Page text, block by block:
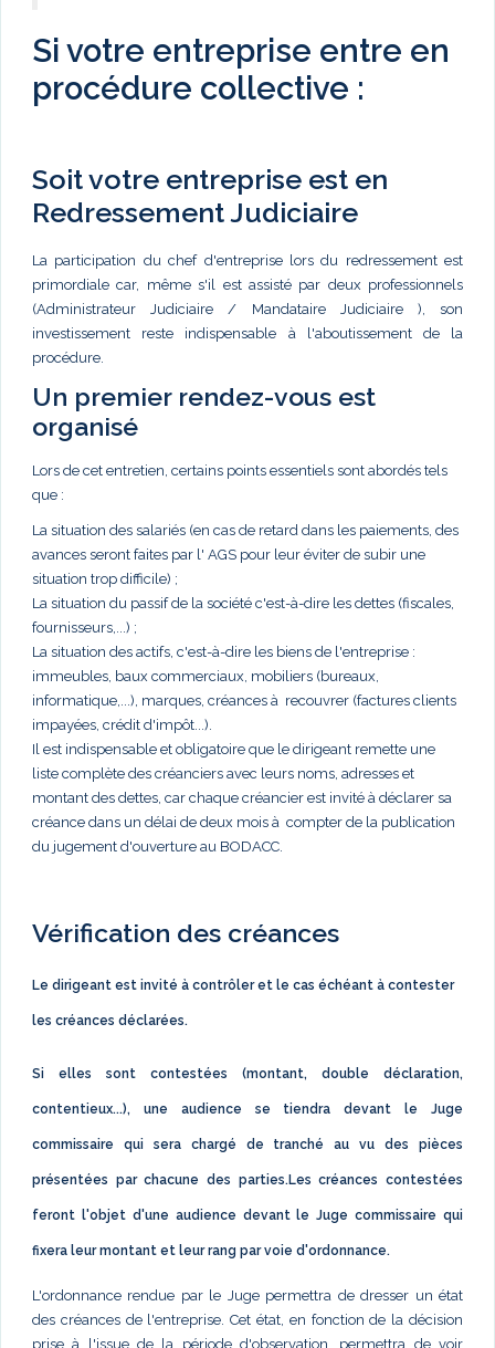
Si votre entreprise entre en
procédure collective :
Soit votre entreprise est en
Redressement Judiciaire
La participation du chef d'entreprise lors du redressement est
primordiale car, même s'il est assisté par deux professionnels
(Administrateur Judiciaire / Mandataire Judiciaire ), son
investissement reste indispensable à l'aboutissement de la
procédure.
Un premier rendez-vous est
organisé
Lors de cet entretien, certains points essentiels sont abordés tels
que :
La situation des salariés (en cas de retard dans les paiements, des
avances seront faites par l' AGS pour leur éviter de subir une
situation trop difficile) ;
La situation du passif de la société c'est-à-dire les dettes (fiscales,
fournisseurs,...) ;
La situation des actifs, c'est-à-dire les biens de l'entreprise :
immeubles, baux commerciaux, mobiliers (bureaux,
informatique,...), marques, créances à recouvrer (factures clients
impayées, crédit d'impôt...).
Il est indispensable et obligatoire que le dirigeant remette une
liste complète des créanciers avec leurs noms, adresses et
montant des dettes, car chaque créancier est invité à déclarer sa
créance dans un délai de deux mois à compter de la publication
du jugement d'ouverture au BODACC.
Vérification des créances
Le dirigeant est invité à contrôler et le cas échéant à contester
les créances déclarées.
Si elles sont contestées (montant, double déclaration,
contentieux...), une audience se tiendra devant le Juge
commissaire qui sera chargé de tranché au vu des pièces
présentées par chacune des parties.Les créances contestées
feront l'objet d'une audience devant le Juge commissaire qui
fixera leur montant et leur rang par voie d'ordonnance.
L'ordonnance rendue par le Juge permettra de dresser un état
des créances de l'entreprise. Cet état, en fonction de la décision
prise à l'issue de la période d'observation, permettra de voir